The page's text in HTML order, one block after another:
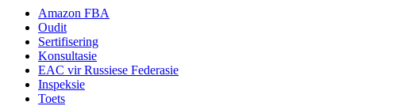
Amazon FBA
Oudit
Sertifisering
Konsultasie
EAC vir Russiese Federasie
Inspeksie
Toets